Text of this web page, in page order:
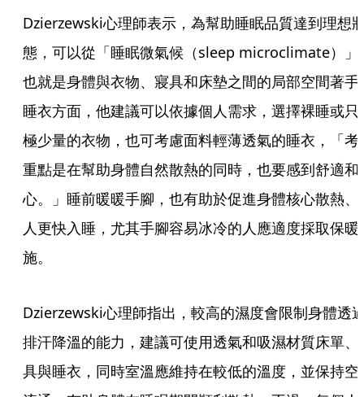
Dzierzewski心理師表示，為幫助睡眠品質達到理想
態，可以從「睡眠微氣候（sleep microclimate）」
也就是身體與衣物、寢具和床墊之間的局部空間著手
睡衣方面，他建議可以依據個人需求，選擇裸睡或只
極少量的衣物，也可考慮面料輕薄透氣的睡衣，「考
重點是在幫助身體自然散熱的同時，也要感到舒適和
心。」睡前暖暖手腳，也有助於促進身體核心散熱、
人更快入睡，尤其手腳容易冰冷的人應適度採取保暖
施。
Dzierzewski心理師指出，較高的濕度會限制身體透
排汗降溫的能力，建議可使用透氣和吸濕材質床單、
具與睡衣，同時室溫應維持在較低的溫度，並保持空